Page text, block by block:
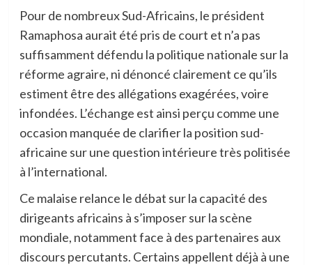
Pour de nombreux Sud-Africains, le président
Ramaphosa aurait été pris de court et n’a pas
suffisamment défendu la politique nationale sur la
réforme agraire, ni dénoncé clairement ce qu’ils
estiment être des allégations exagérées, voire
infondées. L’échange est ainsi perçu comme une
occasion manquée de clarifier la position sud-
africaine sur une question intérieure très politisée
à l’international.
Ce malaise relance le débat sur la capacité des
dirigeants africains à s’imposer sur la scène
mondiale, notamment face à des partenaires aux
discours percutants. Certains appellent déjà à une